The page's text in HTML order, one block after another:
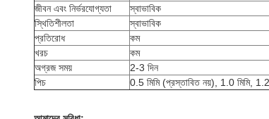
জীবন এবং নির্ভরযোগ্যতা
স্বাভাবিক
স্থিতিশীলতা
স্বাভাবিক
প্রতিরোধ
কম
খরচ
কম
অগ্রজ সময়
2-3 দিন
পিচ
0.5 মিমি (প্রস্তাবিত নয়), 1.0 মিমি,